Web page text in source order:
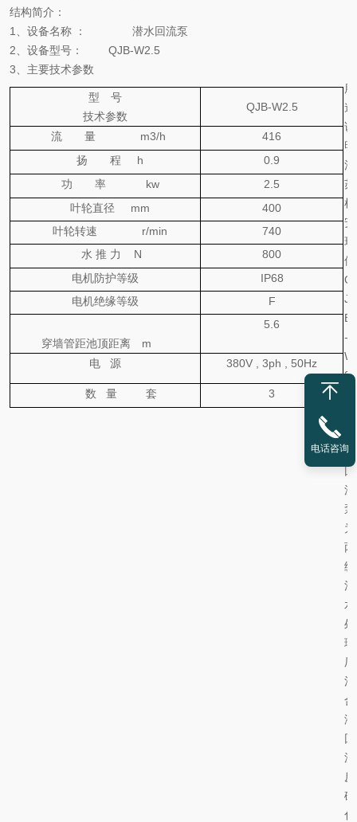
结构简介：
1、设备名称 ： 潜水回流泵
2、设备型号： QJB-W2.5
3、主要技术参数
型 号
技术参数
QJB-W2.5
流 量 m3/h
416
扬 程
h
0.9
功 率 kw
2.5
叶轮直径 mm
400
叶轮转速 r/min
740
水 推 力 N
800
电机防护等级
IP68
电机绝缘等级
F
穿墙管距池顶距离 m
5.6
电 源 380V , 3ph , 50Hz
数 量 套 3
用
途
说
江
苏
杜
安
环
保
Q
J
B
-
W
2.
水
回
流
泵
为
两
级
污
水
处
理
厂
混
合
液
回
反
硝
化
电话咨询